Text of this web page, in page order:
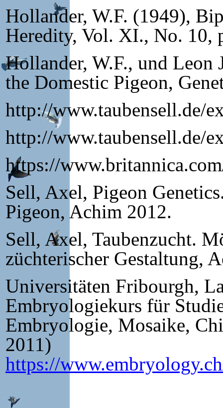
Hollander, W.F. (1949),
Heredity, Vol. XI., No. 10,
Hollander, W.F., und Leon
the Domestic Pigeon,
http://www.taubensell.de/
http://www.taubensell.de/
https://
Sell, Axel, Pigeon
Pigeon, Achim 2012.
Sell, Axel, Taubenzucht.
züchterischer Gestaltung,
Universitäten Fribourgh,
Embryologiekurs für
Embryologie, Mosaike,
2011)
https://